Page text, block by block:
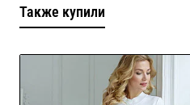
Также купили